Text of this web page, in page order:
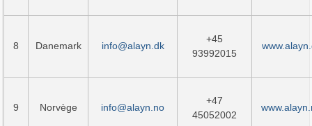
8 Danemark info@alayn.dk
+45
93992015
9 Norvège info@alayn.no
+47
45052002